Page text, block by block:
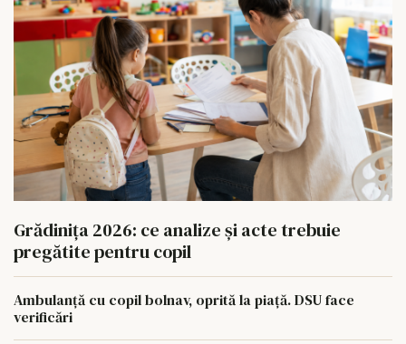
Grădinița 2026: ce analize și acte trebuie
pregătite pentru copil
Ambulanță cu copil bolnav, oprită la piață. DSU face
verificări